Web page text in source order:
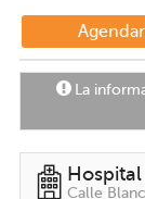
La
Calle